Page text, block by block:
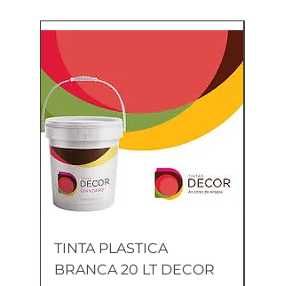
TINTA PLASTICA
BRANCA 20 LT DECOR